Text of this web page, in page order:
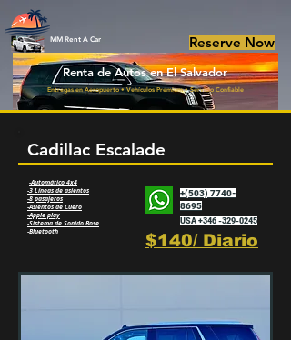
MM Rent A Car Reserve Now
Renta de Autos en El Salvador
Entregas en Aeropuerto • Vehículos Premium • Servicio Confiable
Cadillac Escalade
-Automático 4x4
-3 Líneas de asientos
-8 pasajeros
-Asientos de Cuero
-Apple play
-Sistema de Sonido Bose
-Bluetooth
+(503) 7740-
8695
USA +346 -329-0245
$140/ Diario